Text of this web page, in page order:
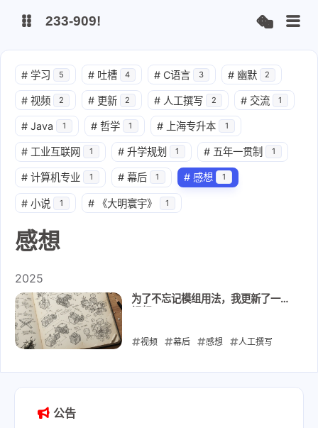
博客
远程画板[贡献1.0.6版本]
233-909!
# 学习 5 # 吐槽 4 # C语言 3 # 幽默 2
# 视频 2 # 更新 2 # 人工撰写 2 # 交流 1
# Java 1 # 哲学 1 # 上海专升本 1
# 工业互联网 1 # 升学规划 1 # 五年一贯制 1
# 计算机专业 1 # 幕后 1 # 感想 1
# 小说 1 # 《大明寰宇》 1
感想
2025
为了不忘记模组用法，我更新了一期
视频 幕后 感想 人工撰写
公告